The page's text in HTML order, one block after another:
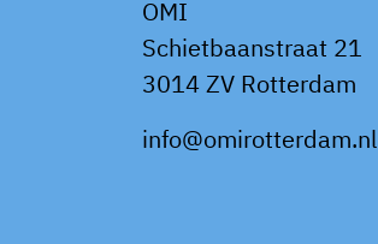
OMI
Schietbaanstraat 21
3014 ZV Rotterdam
info@omirotterdam.nl